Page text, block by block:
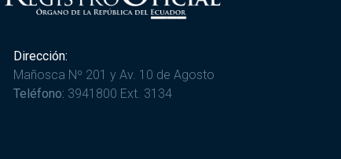
Dirección:
Mañosca Nº 201 y Av. 10 de Agosto
Teléfono: 3941800 Ext. 3134